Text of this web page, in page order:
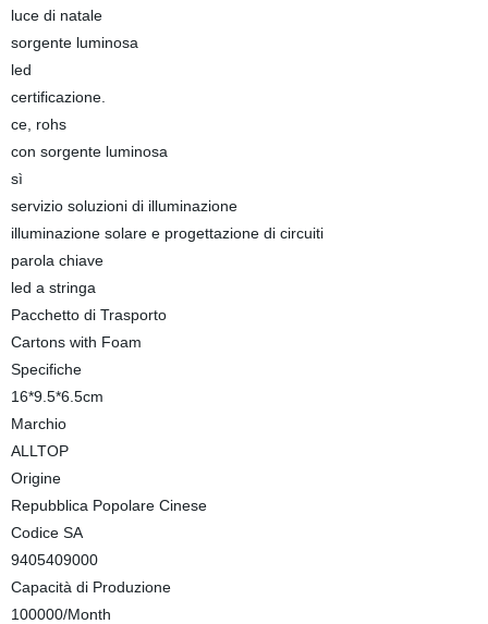
luce di natale
sorgente luminosa
led
certificazione.
ce, rohs
con sorgente luminosa
sì
servizio soluzioni di illuminazione
illuminazione solare e progettazione di circuiti
parola chiave
led a stringa
Pacchetto di Trasporto
Cartons with Foam
Specifiche
16*9.5*6.5cm
Marchio
ALLTOP
Origine
Repubblica Popolare Cinese
Codice SA
9405409000
Capacità di Produzione
100000/Month